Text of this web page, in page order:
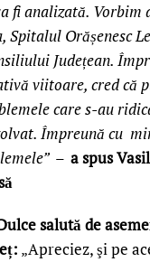
fi analizată. Vorbim
Orășenesc
Județean.
viitoare, cred că
care s-au
Împreună cu
– a spus
salută de
„Apreciez, şi pe